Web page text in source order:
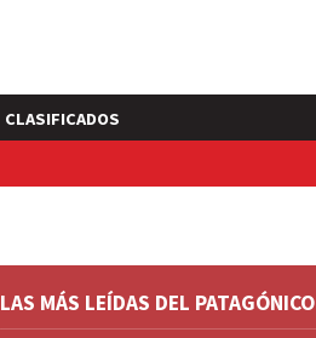
CLASIFICADOS
LAS MÁS LEÍDAS DEL PATAGÓNICO